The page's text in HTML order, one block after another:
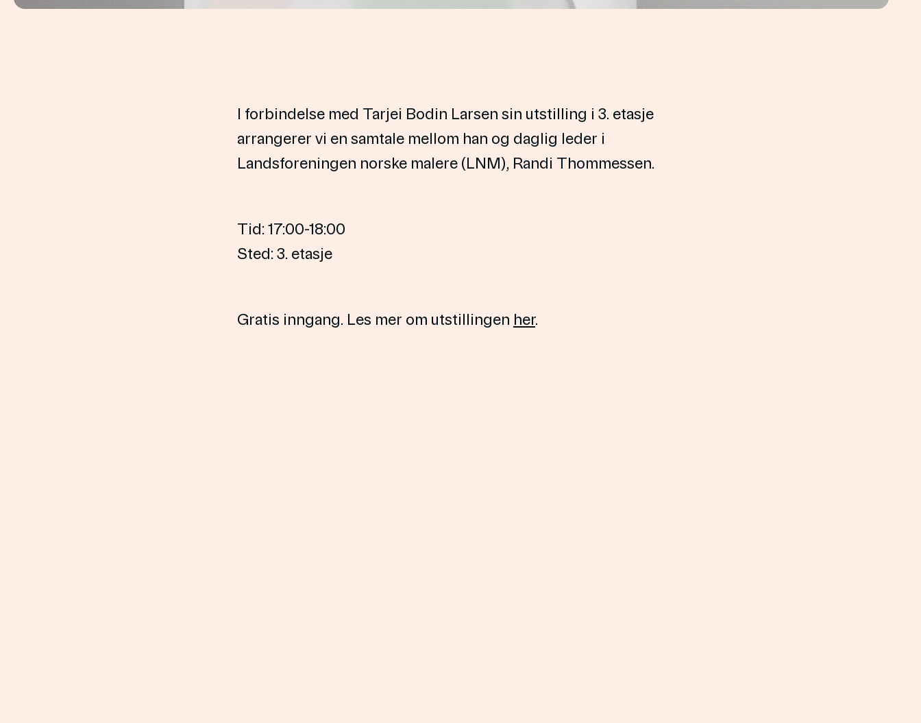
I forbindelse med Tarjei Bodin Larsen sin utstilling i 3. etasje
arrangerer vi en samtale mellom han og daglig leder i
Landsforeningen norske malere (LNM), ​Randi Thommessen.
Tid: 17:00-18:00
Sted: 3. etasje
Gratis inngang. Les mer om utstillingen her.